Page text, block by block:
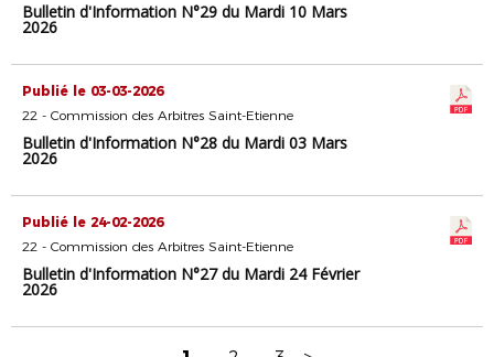
Bulletin d'Information N°29 du Mardi 10 Mars
2026
Publié le 03-03-2026
22 - Commission des Arbitres Saint-Etienne
Bulletin d'Information N°28 du Mardi 03 Mars
2026
Publié le 24-02-2026
22 - Commission des Arbitres Saint-Etienne
Bulletin d'Information N°27 du Mardi 24 Février
2026